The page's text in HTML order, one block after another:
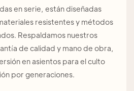
en serie, están diseñadas
resistentes y métodos
Respaldamos nuestros
de calidad y mano de obra,
en asientos para el culto
por generaciones.